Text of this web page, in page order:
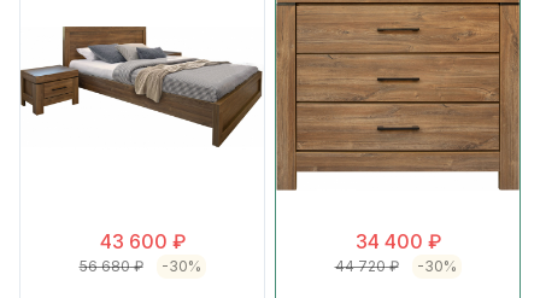
43 600 ₽
56 680₽ -30%
34 400 ₽
44 720₽ -30%